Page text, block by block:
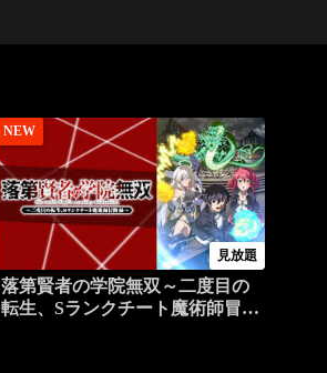
NEW
見放題
落第賢者の学院無双～二度目の
転生、Sランクチート魔術師冒険